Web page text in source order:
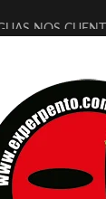
NOS
JUAN
DEL
DE LA
#EXVITA